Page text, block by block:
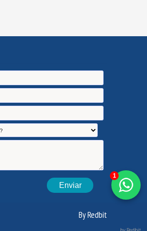
By Redbit
1
by Redbit